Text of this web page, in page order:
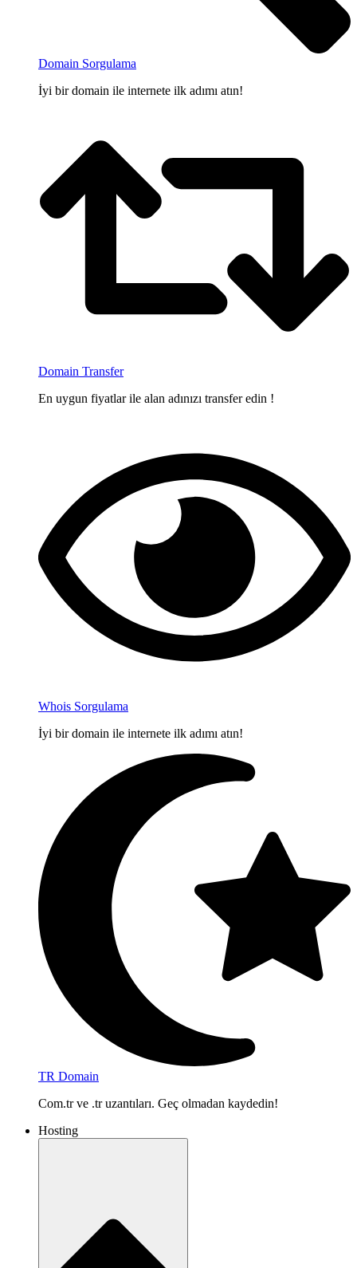
Domain Sorgulama
İyi bir domain ile internete ilk adımı atın!
Domain Transfer
En uygun fiyatlar ile alan adınızı transfer edin !
Whois Sorgulama
İyi bir domain ile internete ilk adımı atın!
TR Domain
Com.tr ve .tr uzantıları. Geç olmadan kaydedin!
Hosting